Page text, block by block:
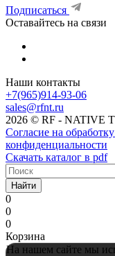
Подписаться
Оставайтесь на связи
Наши контакты
+7(965)914-93-06
sales@rfnt.ru
2026 © RF - NATIVE
Согласие на
конфиденциальности
Скачать каталог в pdf
Найти
0
0
0
Корзина
На нашем сайте мы